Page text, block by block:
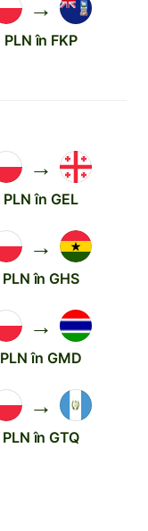
→
PLN în FKP
→
PLN în GEL
→
PLN în GHS
→
PLN în GMD
→
PLN în GTQ